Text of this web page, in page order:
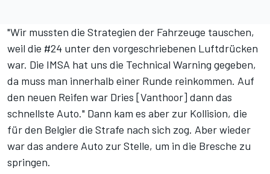
"Wir mussten die Strategien der Fahrzeuge tauschen,
weil die #24 unter den vorgeschriebenen Luftdrücken
war. Die IMSA hat uns die Technical Warning gegeben,
da muss man innerhalb einer Runde reinkommen. Auf
den neuen Reifen war Dries [Vanthoor] dann das
schnellste Auto." Dann kam es aber zur Kollision, die
für den Belgier die Strafe nach sich zog. Aber wieder
war das andere Auto zur Stelle, um in die Bresche zu
springen.